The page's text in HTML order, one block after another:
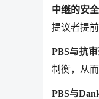
中继的安
提议者提
PBS与抗
制衡，从
PBS与